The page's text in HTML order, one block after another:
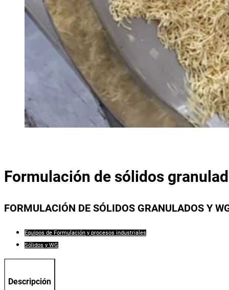
Formulación de sólidos
FORMULACIÓN DE SÓLIDOS GRANULADOS Y
Equipos de Formulación y procesos industriales
Sólidos y WG
Descripción